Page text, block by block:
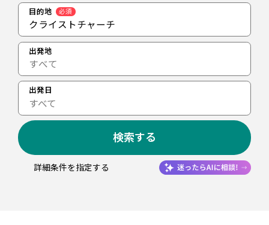
目的地 必須
クライストチャーチ
出発地
出発日
すべて
検索する
詳細条件を指定する